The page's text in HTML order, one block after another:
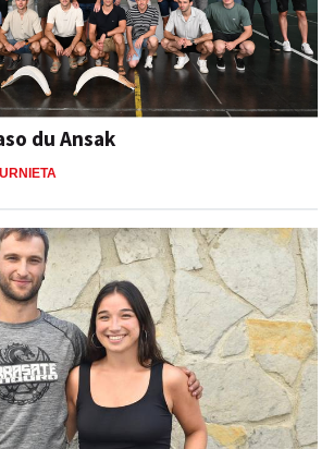
du Ansak
URNIETA